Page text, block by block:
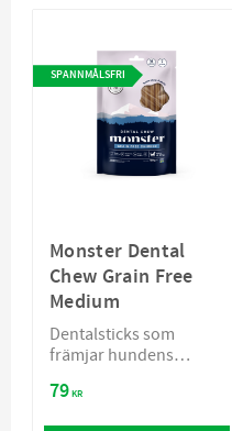
Monster Dental
Chew Grain Free
Medium
Dentalsticks som
främjar hundens
79KR
SPANNMÅLSFRI